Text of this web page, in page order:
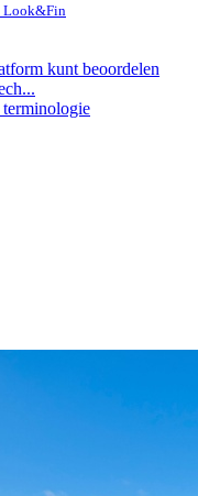
Look&Fin
kunt beoordelen